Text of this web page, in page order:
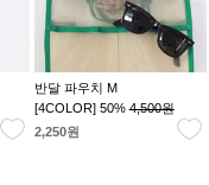
반달 파우치 M
[4COLOR] 50%4,500원
2,250원